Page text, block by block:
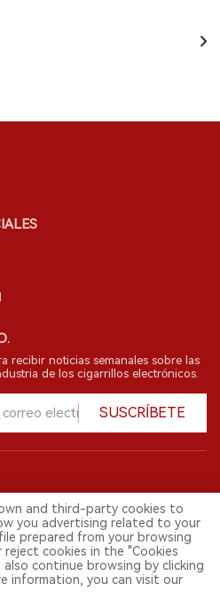
recibir noticias semanales sobre las
de los cigarrillos electrónicos.
SUSCRÍBETE
Co.,Ltd. Todos los derechos
de la industria,
El acceso por menores
fuera del territorio chino
and third-party cookies to
you advertising related to your
prepared from your browsing
cookies in the "Cookies
continue browsing by clicking
information, you can visit our